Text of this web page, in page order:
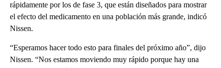
rápidamente por los de fase 3, que están diseñados para mostrar
el efecto del medicamento en una población más grande, indicó
Nissen.
“Esperamos hacer todo esto para finales del próximo año”, dijo
Nissen. “Nos estamos moviendo muy rápido porque hay una